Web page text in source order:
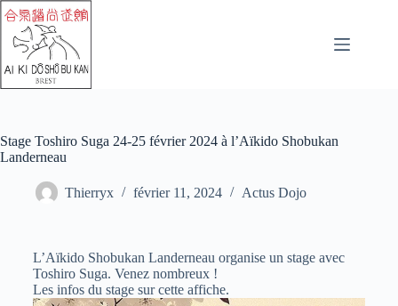
Stage Toshiro Suga 24-25 février 2024 à l’Aïkido Shobukan
Landerneau
Thierryx février 11, 2024 Actus Dojo
L’Aïkido Shobukan Landerneau organise un stage avec
Toshiro Suga. Venez nombreux !
Les infos du stage sur cette affiche.